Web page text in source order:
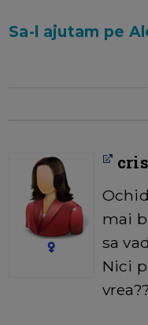
Sa-l ajutam pe
mai
sa
Nici